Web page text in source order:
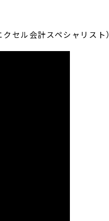
ル会計スペシャリスト）